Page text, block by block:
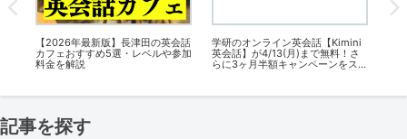
【2026年最新版】秋田の英会話カ
フェおすすめ8選・レベルや参加料
金を解説
【2026年最新版】君津の英会話カ
フェおすすめ5選・レベルや参加料
金を解説
記事を探す